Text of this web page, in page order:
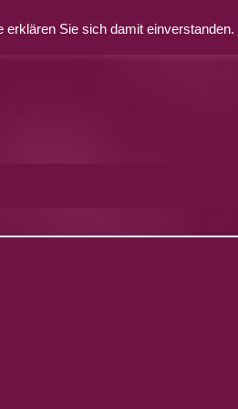
Sie sich damit einverstanden.